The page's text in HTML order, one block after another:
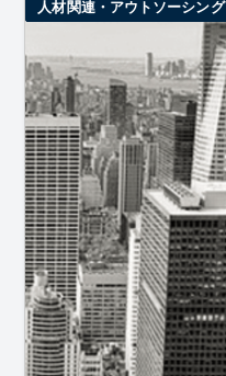
人材関連・アウトソーシング